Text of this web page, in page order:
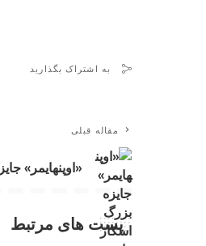
به اشتراک بگذارید
مقاله قبلی
«اوپنهایمر»
پست های مرتبط